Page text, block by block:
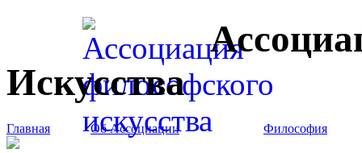
Искусства
Главная Об Ассоциации Философия